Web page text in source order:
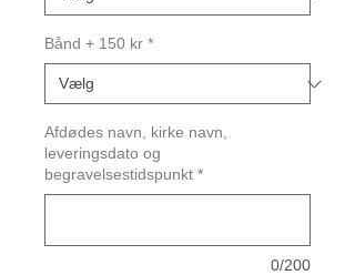
Bånd + 150 kr *
Afdødes navn, kirke navn,
leveringsdato og
begravelsestidspunkt *
0/200